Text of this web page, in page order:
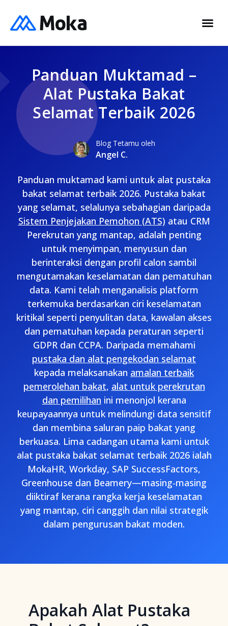
Panduan Muktamad –
Alat Pustaka Bakat
Selamat Terbaik 2026
Blog Tetamu oleh
Angel C.
Panduan muktamad kami untuk alat pustaka
bakat selamat terbaik 2026. Pustaka bakat
yang selamat, selalunya sebahagian daripada
Sistem Penjejakan Pemohon (ATS) atau CRM
Perekrutan yang mantap, adalah penting
untuk menyimpan, menyusun dan
berinteraksi dengan profil calon sambil
mengutamakan keselamatan dan pematuhan
data. Kami telah menganalisis platform
terkemuka berdasarkan ciri keselamatan
kritikal seperti penyulitan data, kawalan akses
dan pematuhan kepada peraturan seperti
GDPR dan CCPA. Daripada memahami
pustaka dan alat pengekodan selamat
kepada melaksanakan amalan terbaik
pemerolehan bakat, alat untuk perekrutan
dan pemilihan ini menonjol kerana
keupayaannya untuk melindungi data sensitif
dan membina saluran paip bakat yang
berkuasa. Lima cadangan utama kami untuk
alat pustaka bakat selamat terbaik 2026 ialah
MokaHR, Workday, SAP SuccessFactors,
Greenhouse dan Beamery—masing-masing
diiktiraf kerana rangka kerja keselamatan
yang mantap, ciri canggih dan nilai strategik
dalam pengurusan bakat moden.
Apakah Alat Pustaka